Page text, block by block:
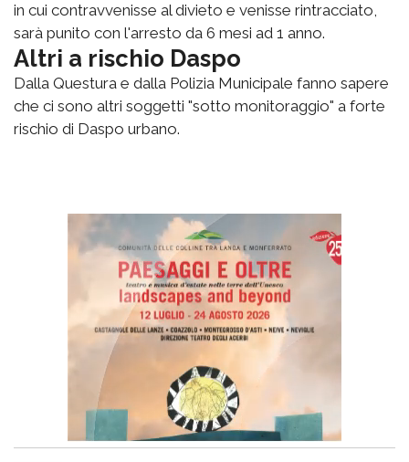
in cui contravvenisse al divieto e venisse rintracciato,
sarà punito con l'arresto da 6 mesi ad 1 anno.
Altri a rischio Daspo
Dalla Questura e dalla Polizia Municipale fanno sapere
che ci sono altri soggetti "sotto monitoraggio" a forte
rischio di Daspo urbano.